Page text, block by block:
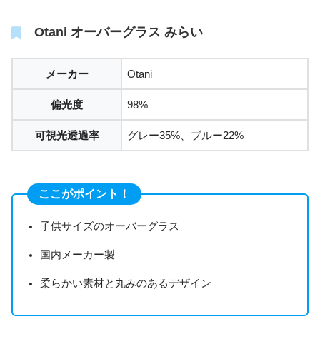
Otani オーバーグラス みらい
メーカー Otani
偏光度 98%
可視光透過率 グレー35%、ブルー22%
ここがポイント！
子供サイズのオーバーグラス
国内メーカー製
柔らかい素材と丸みのあるデザイン